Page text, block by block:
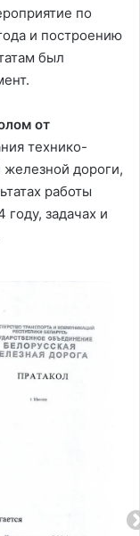
по
и построению
был
от
технико-
железной дороги,
работы
задачах и